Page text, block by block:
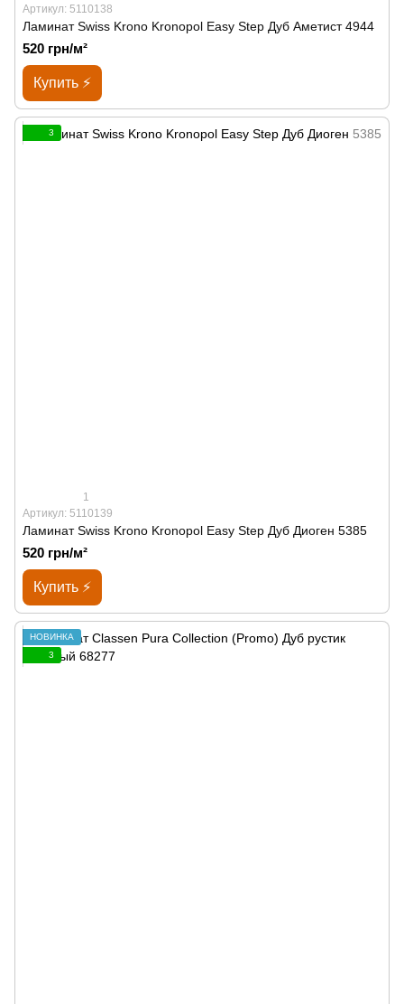
Артикул: 5110138
Ламинат Swiss Krono Kronopol Easy Step Дуб Аметист 4944
520 грн/м²
Купить ⚡
3
1
Артикул: 5110139
Ламинат Swiss Krono Kronopol Easy Step Дуб Диоген 5385
520 грн/м²
Купить ⚡
НОВИНКА
3